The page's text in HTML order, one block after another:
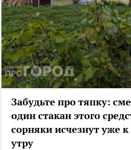
Забудьте про тяпку:
один стакан этого
сорняки исчезнут уже
утру